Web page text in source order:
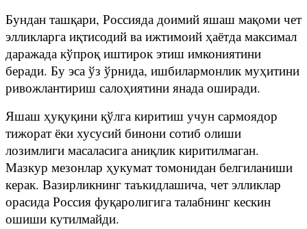
Бундан ташқари, Россияда доимий яшаш мақоми чет
элликларга иқтисодий ва ижтимоий ҳаётда максимал
даражада кўпроқ иштирок этиш имкониятини
беради. Бу эса ўз ўрнида, ишбилармонлик муҳитини
ривожлантириш салоҳиятини янада оширади.
Яшаш ҳуқуқини қўлга киритиш учун сармоядор
тижорат ёки хусусий бинони сотиб олиши
лозимлиги масаласига аниқлик киритилмаган.
Мазкур мезонлар ҳукумат томонидан белгиланиши
керак. Вазирликнинг таъкидлашича, чет элликлар
орасида Россия фуқаролигига талабнинг кескин
ошиши кутилмайди.